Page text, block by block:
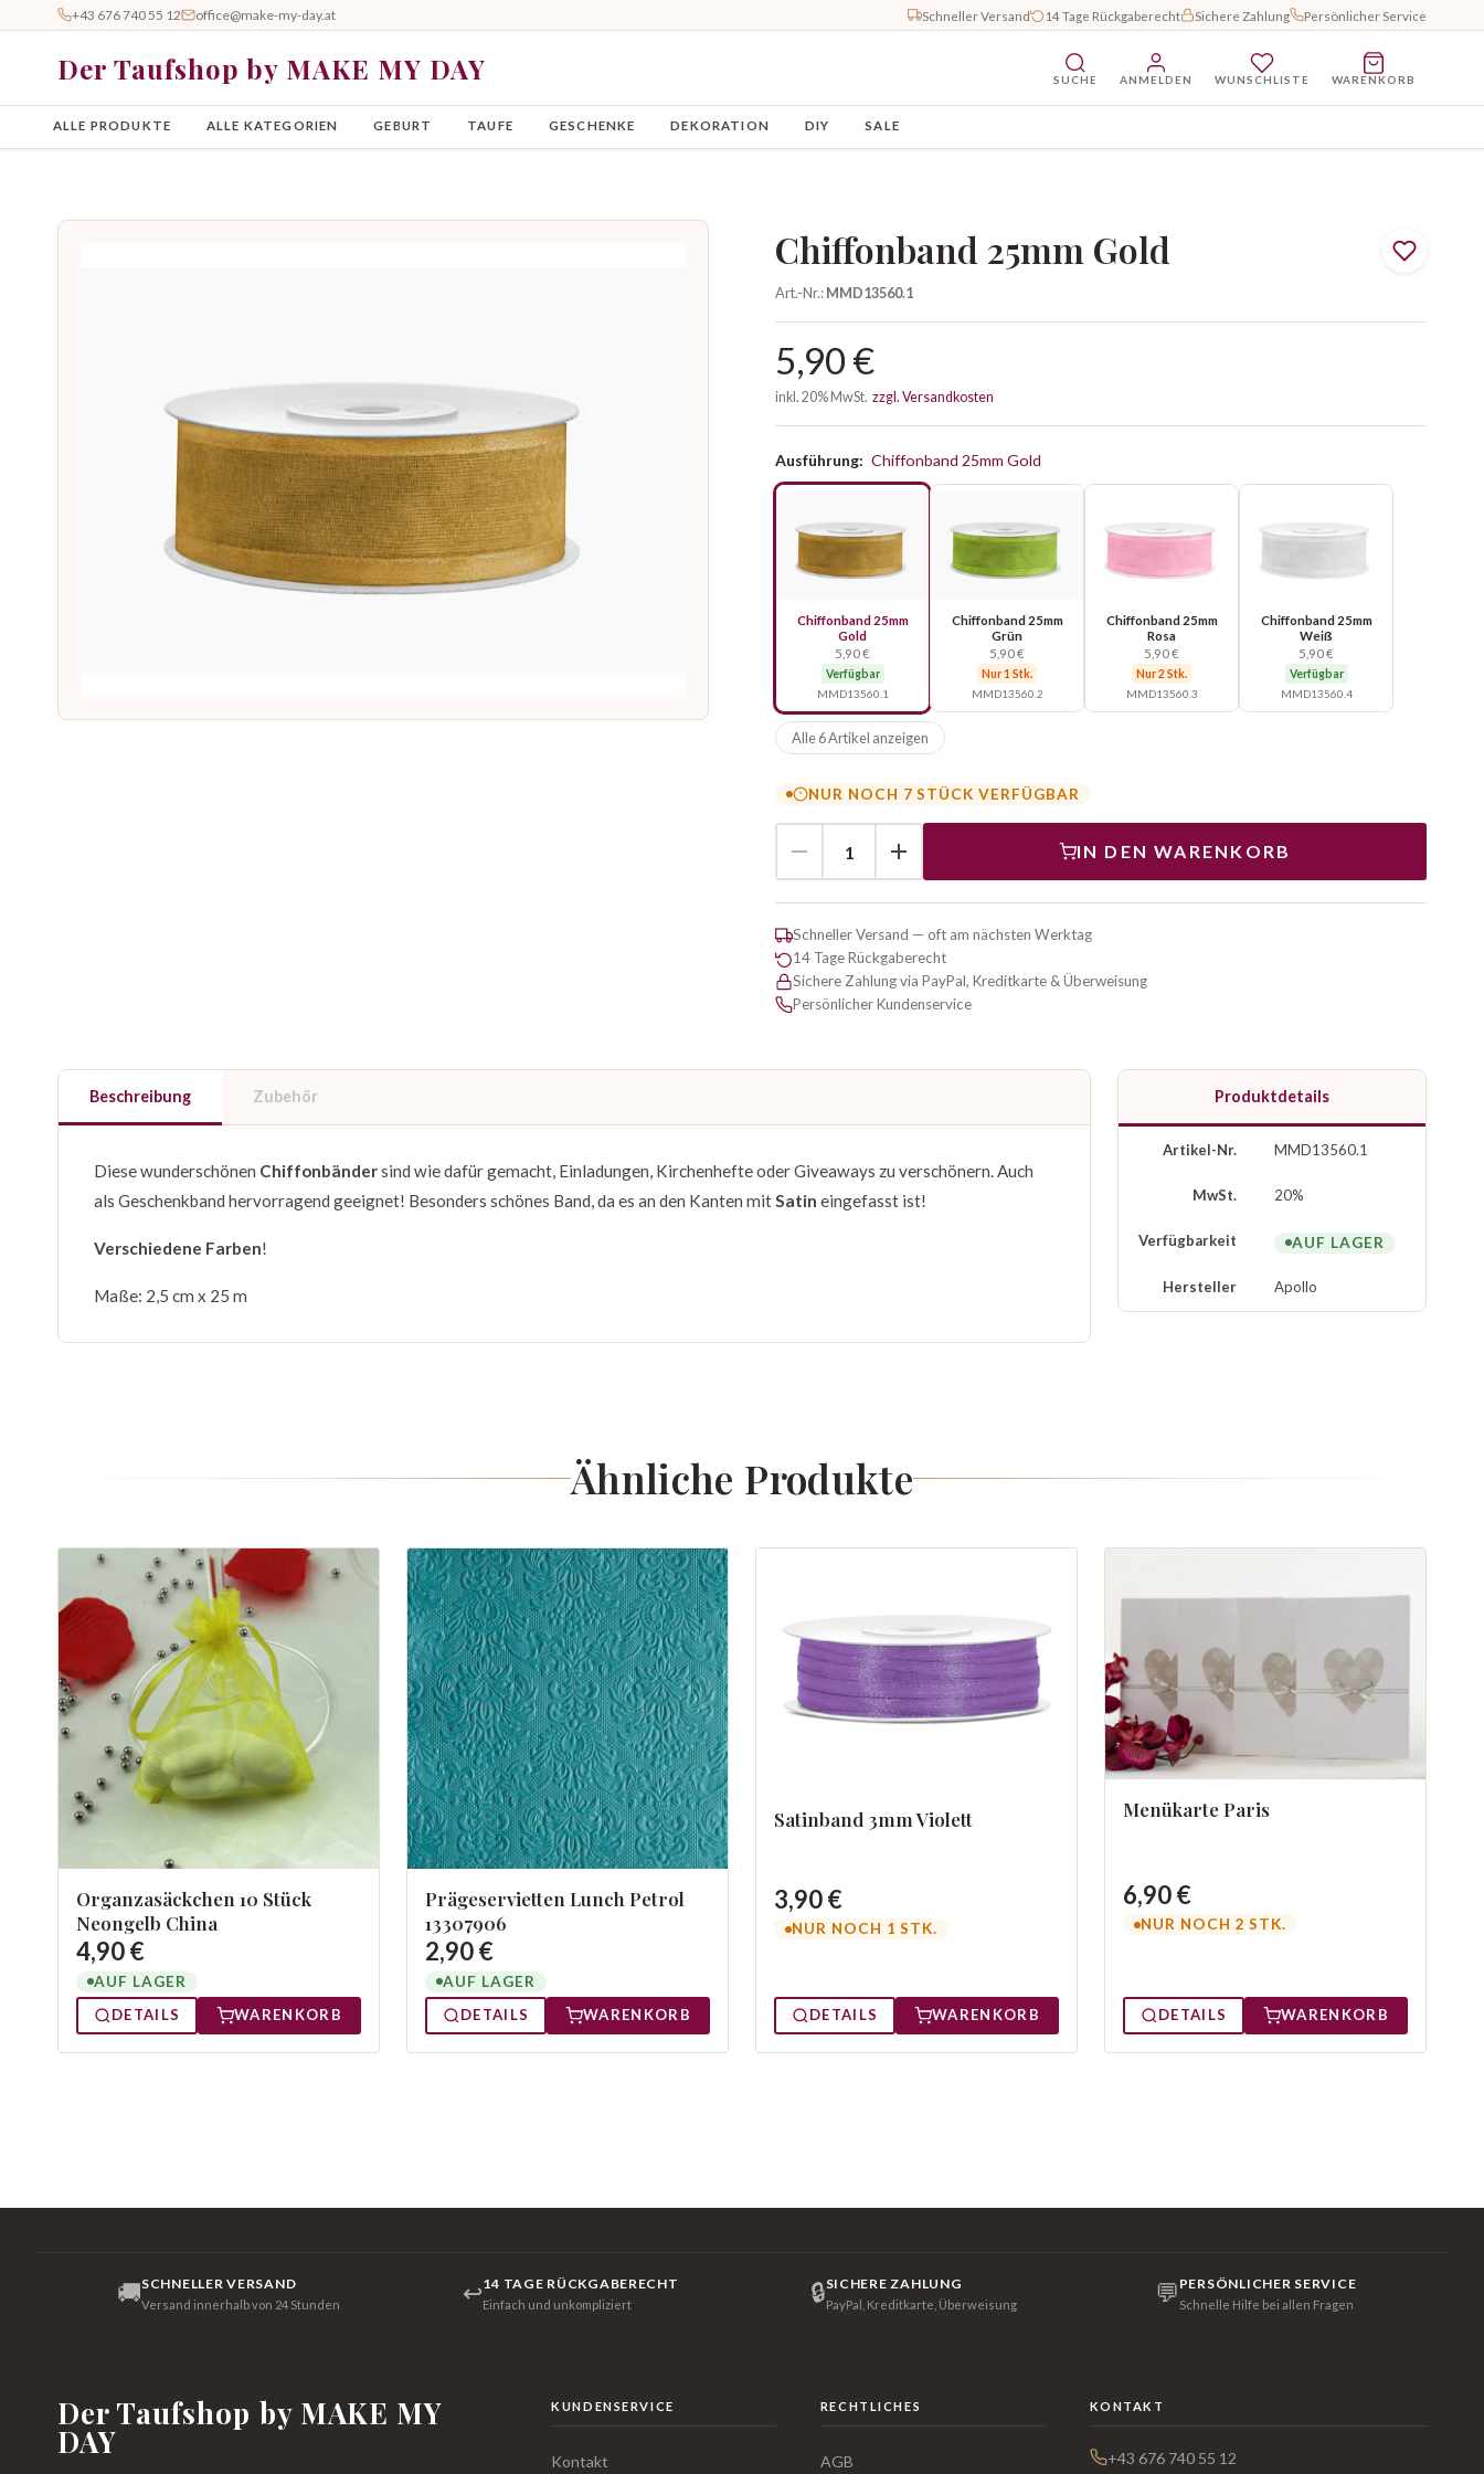
+43 676 740 55 12 office@make-my-day.at Schneller Versand 14 Tage Rückgaberecht Sichere Zahlung Persönlicher Service
Der Taufshop by MAKE MY DAY SUCHE ANMELDEN WUNSCHLISTE WARENKORB
ALLE PRODUKTE ALLE KATEGORIEN GEBURT TAUFE GESCHENKE DEKORATION DIY SALE
Chiffonband 25mm Gold
Art.-Nr.:MMD13560.1
5,90 €
inkl. 20% MwSt. zzgl. Versandkosten
Ausführung: Chiffonband 25mm Gold
Chiffonband 25mm
Gold
5,90 €
Verfügbar
MMD13560.1
Chiffonband 25mm
Grün
5,90 €
Nur 1 Stk.
MMD13560.2
Chiffonband 25mm
Rosa
5,90 €
Nur 2 Stk.
MMD13560.3
Chiffonband 25mm
Weiß
5,90 €
Verfügbar
MMD13560.4
Alle 6 Artikel anzeigen
NUR NOCH 7 STÜCK VERFÜGBAR
IN DEN WARENKORB
Schneller Versand — oft am nächsten Werktag
14 Tage Rückgaberecht
Sichere Zahlung via PayPal, Kreditkarte & Überweisung
Persönlicher Kundenservice
Beschreibung Zubehör
Diese wunderschönen Chiffonbändersind wie dafür gemacht, Einladungen, Kirchenhefte oder Giveaways zu verschönern. Auch
als Geschenkband hervorragend geeignet! Besonders schönes Band, da es an den Kanten mitSatin eingefasst ist!
Verschiedene Farben!
Maße: 2,5 cm x 25 m
Produktdetails
Artikel-Nr. MMD13560.1
MwSt. 20%
Verfügbarkeit AUF LAGER
Hersteller Apollo
Ähnliche Produkte
Organzasäckchen 10 Stück
Neongelb China
4,90 €
AUF LAGER
DETAILS
WARENKORB
Prägeservietten Lunch Petrol
13307906
2,90 €
AUF LAGER
DETAILS
WARENKORB
Satinband 3mm Violett
3,90 €
NUR NOCH 1 STK.
DETAILS WARENKORB
Menükarte Paris
6,90 €
NUR NOCH 2 STK.
DETAILS WARENKORB
🚚SCHNELLER VERSAND
Versand innerhalb von 24 Stunden ↩14 TAGE RÜCKGABERECHT
Einfach und unkompliziert 🔒SICHERE ZAHLUNG
PayPal, Kreditkarte, Überweisung 💬 PERSÖNLICHER SERVICE
Schnelle Hilfe bei allen Fragen
Der Taufshop by MAKE MY
DAY
KUNDENSERVICE
Kontakt
RECHTLICHES
AGB
KONTAKT
+43 676 740 55 12